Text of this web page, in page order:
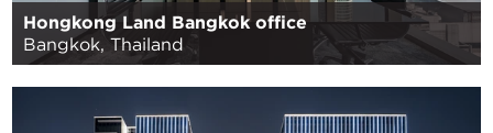
Hongkong Land Bangkok office
Bangkok, Thailand